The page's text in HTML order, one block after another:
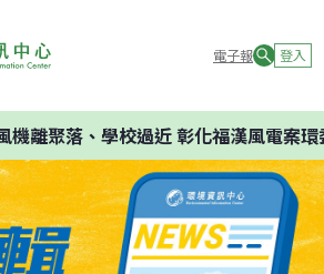
電子報 登入
離聚落、學校過近 彰化福漢風電案環